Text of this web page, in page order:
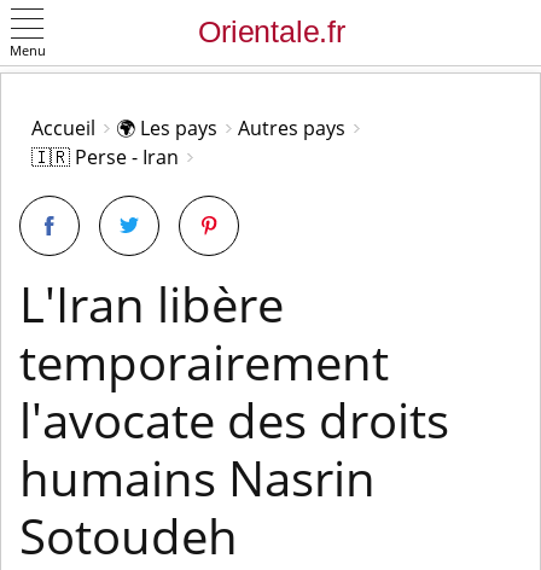
Menu
Accueil 🌍 Les pays
Autres pays
🇮🇷 Perse - Iran
L'Iran libère
temporairement
l'avocate des droits
humains Nasrin
Sotoudeh